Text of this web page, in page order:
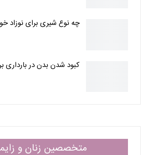
چه نوع شیری برای نوزاد
کبود شدن بدن در
متخصصین زنان و